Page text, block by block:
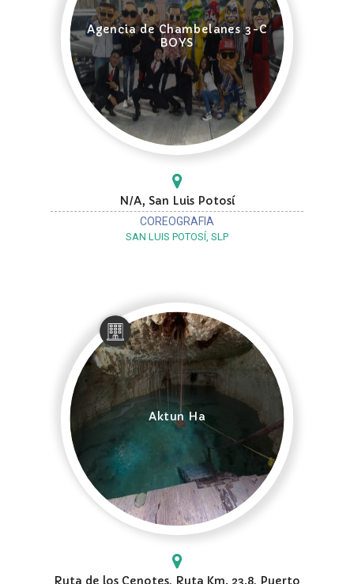
Agencia de Chambelanes 3-C
BOYS
N/A, San Luis Potosí
COREOGRAFIA
SAN LUIS POTOSÍ, SLP
Aktun Ha
Ruta de los Cenotes, Ruta Km. 23.8, Puerto